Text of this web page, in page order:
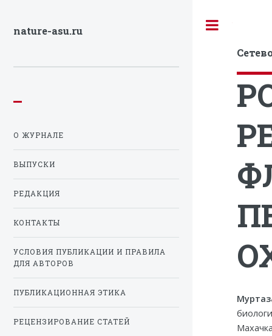
nature-asu.ru
О ЖУРНАЛЕ
ВЫПУСКИ
РЕДАКЦИЯ
КОНТАКТЫ
УСЛОВИЯ ПУБЛИКАЦИИ И ПРАВИЛА
ДЛЯ АВТОРОВ
ПУБЛИКАЦИОННАЯ ЭТИКА
РЕЦЕНЗИРОВАНИЕ СТАТЕЙ
Toggle